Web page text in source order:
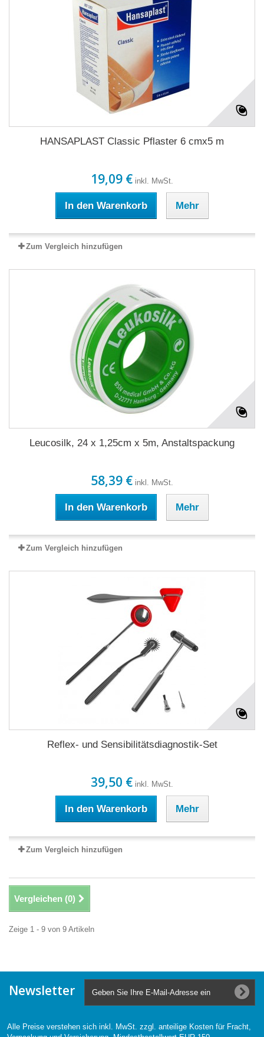
HANSAPLAST Classic Pflaster 6 cmx5 m
19,09 € inkl. MwSt.
In den Warenkorb Mehr
Zum Vergleich hinzufügen
Leucosilk, 24 x 1,25cm x 5m, Anstaltspackung
58,39 € inkl. MwSt.
In den Warenkorb Mehr
Zum Vergleich hinzufügen
Reflex- und Sensibilitätsdiagnostik-Set
39,50 € inkl. MwSt.
In den Warenkorb Mehr
Zum Vergleich hinzufügen
Vergleichen (0)
Zeige 1 - 9 von 9 Artikeln
Newsletter
Alle Preise verstehen sich inkl. MwSt. zzgl. anteilige Kosten für Fracht,